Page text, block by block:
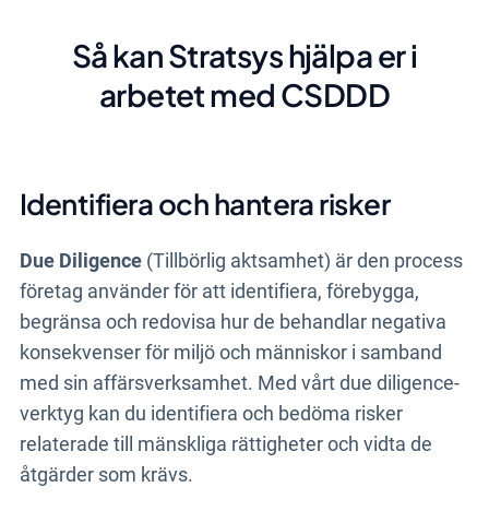
Så kan Stratsys hjälpa er i
arbetet med CSDDD
Identifiera och hantera risker
Due Diligence (Tillbörlig aktsamhet) är den process
företag använder för att identifiera, förebygga,
begränsa och redovisa hur de behandlar negativa
konsekvenser för miljö och människor i samband
med sin affärsverksamhet. Med vårt due diligence-
verktyg kan du identifiera och bedöma risker
relaterade till mänskliga rättigheter och vidta de
åtgärder som krävs.